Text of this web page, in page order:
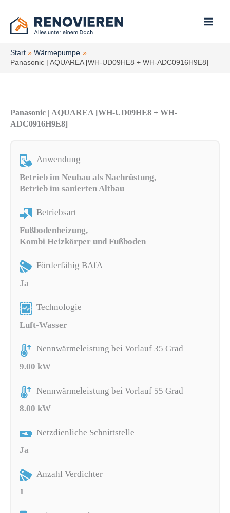
Inhalt
springen
Start
Wärmepumpe
Panasonic | AQUAREA [WH-UD09HE8 + WH-ADC0916H9E8]
Panasonic | AQUAREA [WH-UD09HE8 + WH-
ADC0916H9E8]
Anwendung
Betrieb im Neubau als Nachrüstung,
Betrieb im sanierten Altbau
Betriebsart
Fußbodenheizung,
Kombi Heizkörper und Fußboden
Förderfähig BAfA
Ja
Technologie
Luft-Wasser
Nennwärmeleistung bei Vorlauf 35 Grad
9.00 kW
Nennwärmeleistung bei Vorlauf 55 Grad
8.00 kW
Netzdienliche Schnittstelle
Ja
Anzahl Verdichter
1